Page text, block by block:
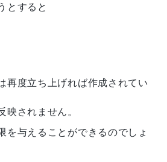
とすると
再度立ち上げれば作成されてい
映されません。
を与えることができるのでしょ